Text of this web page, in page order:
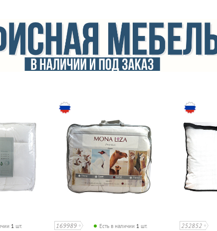
1 шт. 169989 Есть в наличии 1 шт. 252852